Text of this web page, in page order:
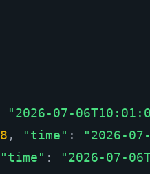
"2026-07-
8 , "time" : "2026-
"time" : "2026-07-